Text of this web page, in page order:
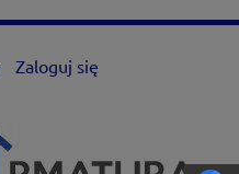
Zaloguj się